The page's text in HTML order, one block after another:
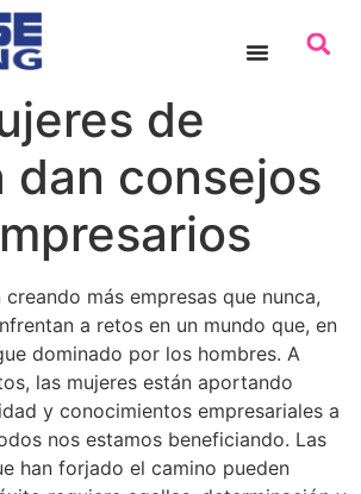
de
dan consejos
creando más empresas que nunca,
a retos en un mundo que, en
dominado por los hombres. A
las mujeres están aportando
y conocimientos empresariales a
nos estamos beneficiando. Las
han forjado el camino pueden